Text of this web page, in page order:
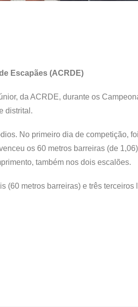
Escapães (ACRDE)
da ACRDE, durante os
distrital.
No primeiro dia de competição,
os 60 metros barreiras (de
também nos dois escalões.
(60 metros barreiras) e três